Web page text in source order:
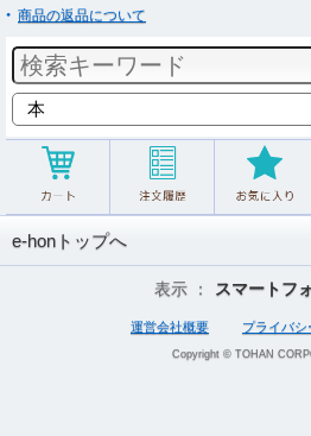
商品の返品について
e-honトップへ
表示 ： スマートフ
運営会社概要 プライバシ
Copyright © TOHAN